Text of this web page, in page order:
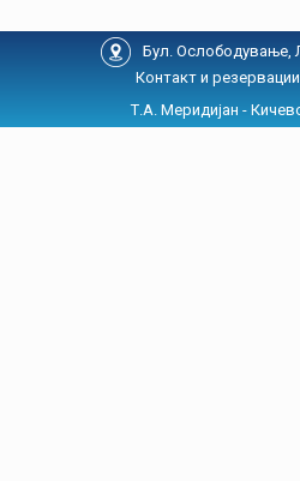
Бул. Ослободување,
Контакт и резервации
Т.А. Меридијан -